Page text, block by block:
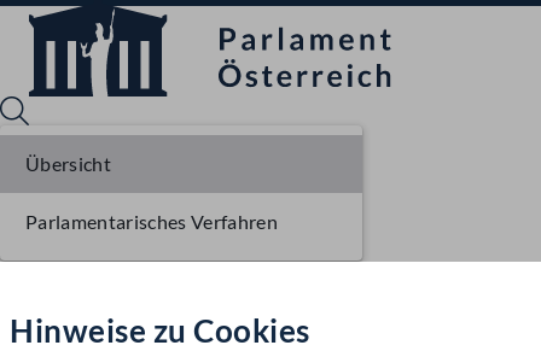
Hilfe
Hinweise zu Cookies
Übersicht
Parlamentarisches Verfahren